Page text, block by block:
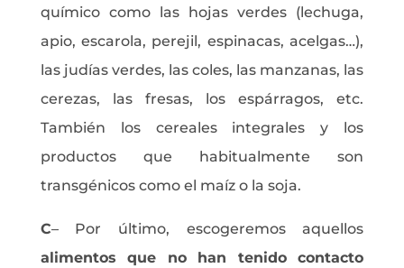
químico como las hojas verdes (lechuga,
apio, escarola, perejil, espinacas, acelgas…),
las judías verdes, las coles, las manzanas, las
cerezas, las fresas, los espárragos, etc.
También los cereales integrales y los
productos que habitualmente son
transgénicos como el maíz o la soja.
C– Por último, escogeremos aquellos
alimentos que no han tenido contacto